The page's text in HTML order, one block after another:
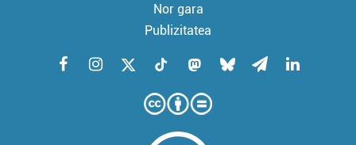
Nor gara
Publizitatea